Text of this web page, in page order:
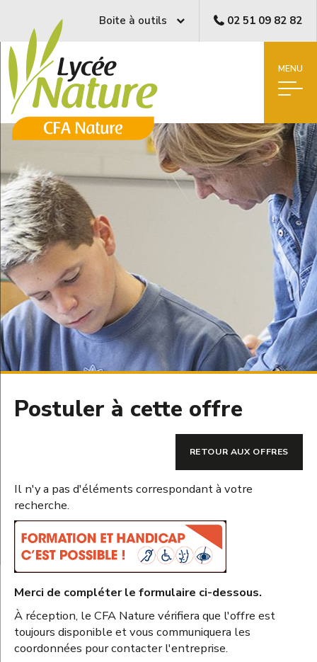
02 51 09 82 82
Boite à outils
MENU
Postuler à cette offre
RETOUR AUX OFFRES
Il n'y a pas d'éléments correspondant à votre
recherche.
Merci de compléter le formulaire ci-dessous.
À réception, le CFA Nature vérifiera que l'offre est
toujours disponible et vous communiquera les
coordonnées pour contacter l'entreprise.